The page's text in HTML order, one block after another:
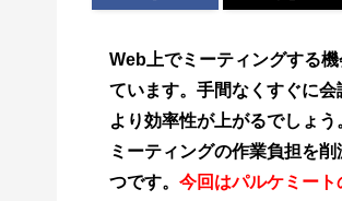
Web上でミーティングする
ています。手間なくすぐに
より効率性が上がるでしょう
ミーティングの作業負担を
つです。 今回はパルケミー